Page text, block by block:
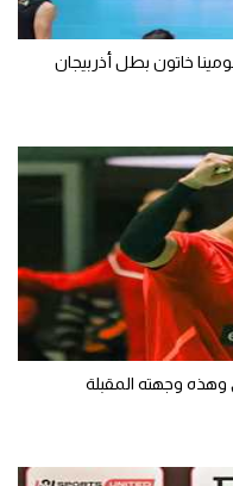
خاتون بطل أذربيجان
وهذه وجهته المقبلة